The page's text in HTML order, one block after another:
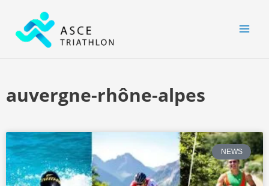
contenu
auvergne-rhône-alpes
NEWS